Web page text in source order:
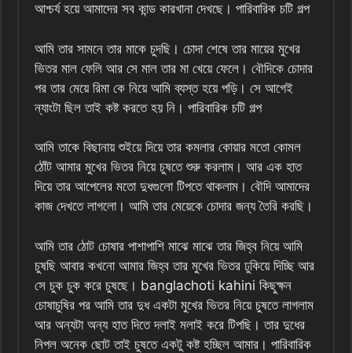
আশ্চর্য হয়ে আমাদের সব কান্ড কারখানা দেখছে। পারিবারিক চটি গল্প
আমি তার সামনে তার মাকে চুদছি। চোদা শেষে তার মায়ের মুখের
ভিতর মাল ফেলি আর সে মাল তার মা খেয়ে ফেলে। বৌদিকে চোদার
পর তার মেয়ে রিমা কে নিয়ে আমি ব্যস্ত হয়ে পড়ি। সে আগেই
ন্যাংটা ছিল তাই কষ্ট করতে হয় নি। পারিবারিক চটি গল্প
আমি তাকে বিছানায় শুইয়ে দিয়ে তার কমলার কোয়ার মতো কোমল
ঠোঁট আমার মুখের ভিতর নিয়ে চুষতে শুরু করলাম। আর এক হাত
দিয়ে তার আপেলের মতো দুধগুলো টিপতে থাকলাম। বৌদি আমাদের
কাজ দেখতে লাগলো। আমি তার মেয়েকে চোদার জন্য তৈরি করছি।
আমি তার ঠোট চোষার পাশাপাশি মাঝে মাঝে তার জিহ্ব নিয়ে আমি
চুষছি আবার কখনো আমার জিহ্ব তার মুখের ভিতর ঢুকিয়ে দিচ্ছি আর
সে চুক চুক করে চুষছে। banglachoti kahini কিছুক্ষন
চোষাচুষির পর আমি তার দুধ একটা মুখের ভিতর নিয়ে চুষতে লাগলাম
আর অন্যটা অন্য হাত দিতে দলাই মলাই করে টিপছি। তার দুধের
নিপল অনেক ছোট তাই চুষতে একটু কষ্ট হচ্ছিল আমার। পারিবারিক